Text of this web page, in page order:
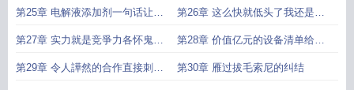
极掺杂
第25章 电解液添加剂一句话让索
尼破防了
第26章 这么快就低头了我还是喜
欢你桀驁不驯的样子啊
第27章 实力就是竞爭力各怀鬼胎
的合作
第28章 价值亿元的设备清单给索
尼递个台阶下
第29章 令人譁然的合作直接刺激 第30章 雁过拔毛索尼的纠结